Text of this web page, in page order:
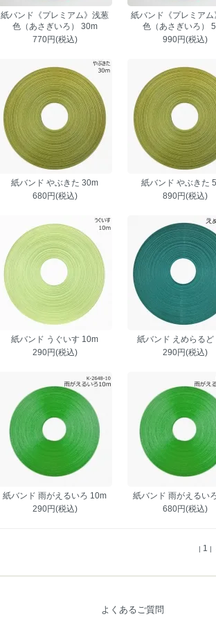
紙バンド《プレミアム》浅葱
色（あさぎいろ） 30m
770円(税込)
紙バンド《プレミアム
色（あさぎいろ）
990円(税込)
紙バンド やぶきた 30m
680円(税込)
紙バンド やぶきた
890円(税込)
紙バンド うぐいす 10m
290円(税込)
紙バンド えめらるど
290円(税込)
紙バンド 雨がえるいろ 10m
290円(税込)
紙バンド 雨がえるい
680円(税込)
| 1 |
よくあるご質問